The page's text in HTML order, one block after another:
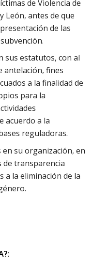
de Violencia de
León, antes de que
de las
sus estatutos, con al
antelación, fines
a la finalidad de
para la
acuerdo a la
reguladoras.
su organización, en
de transparencia
a la eliminación de la